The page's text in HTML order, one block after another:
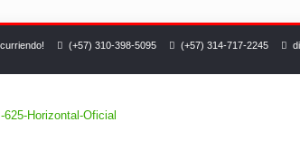
(+57) 310-398-5095 (+57) 314-717-2245